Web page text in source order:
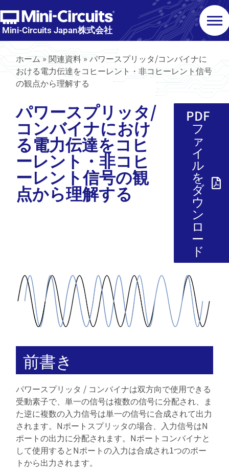
Mini-Circuits Japan株式会社
ホーム »関連資料»パワースプリッタ/コンバイナに
おける電力伝達をコヒーレント・非コヒーレント信号
の観点から理解する
パワースプリッタ/
コンバイナにおけ
る電力伝達をコヒ
ーレント・非コヒ
ーレント信号の観
点から理解する
PDF
フ
ァ
イ
ル
を
ダ
ウ
ン
ロ
ー
ド
前書き
パワースプリッタ / コンバイナは双方向で使用できる
受動素子で、単一の信号は複数の信号に分配され、ま
た逆に複数の入力信号は単一の信号に合成されて出力
されます。Nポートスプリッタの場合、入力信号はN
ポートの出力に分配されます。Nポートコンバイナと
して使用するとNポートの入力は合成され1つのポー
トから出力されます。